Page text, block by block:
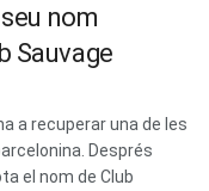
nom
Sauvage
a recuperar una de les
Després
el nom de Club